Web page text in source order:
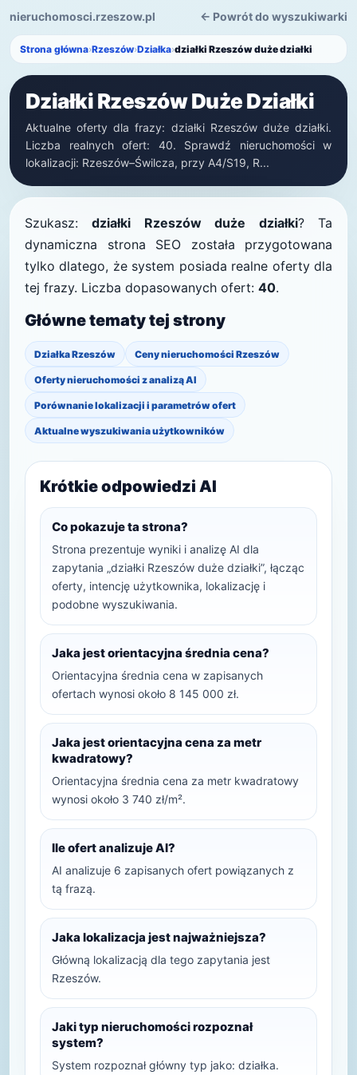
nieruchomosci.rzeszow.pl ← Powrót do wyszukiwarki
Strona główna›Rzeszów›Działka›działki Rzeszów duże działki
Działki Rzeszów Duże Działki
Aktualne oferty dla frazy: działki Rzeszów duże działki.
Liczba realnych ofert: 40. Sprawdź nieruchomości w
lokalizacji: Rzeszów–Świlcza, przy A4/S19, R...
Szukasz:działki Rzeszów duże działki? Ta
dynamiczna strona SEO została przygotowana
tylko dlatego, że system posiada realne oferty dla
tej frazy. Liczba dopasowanych ofert: 40.
Główne tematy tej strony
Działka Rzeszów Ceny nieruchomości Rzeszów
Oferty nieruchomości z analizą AI
Porównanie lokalizacji i parametrów ofert
Aktualne wyszukiwania użytkowników
Krótkie odpowiedzi AI
Co pokazuje ta strona?
Strona prezentuje wyniki i analizę AI dla
zapytania „działki Rzeszów duże działki”, łącząc
oferty, intencję użytkownika, lokalizację i
podobne wyszukiwania.
Jaka jest orientacyjna średnia cena?
Orientacyjna średnia cena w zapisanych
ofertach wynosi około 8 145 000 zł.
Jaka jest orientacyjna cena za metr
kwadratowy?
Orientacyjna średnia cena za metr kwadratowy
wynosi około 3 740 zł/m².
Ile ofert analizuje AI?
AI analizuje 6 zapisanych ofert powiązanych z
tą frazą.
Jaka lokalizacja jest najważniejsza?
Główną lokalizacją dla tego zapytania jest
Rzeszów.
Jaki typ nieruchomości rozpoznał
system?
System rozpoznał główny typ jako: działka.